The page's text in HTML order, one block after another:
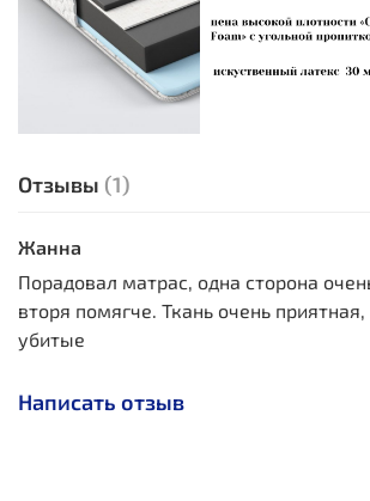
Отзывы (1)
Жанна
Порадовал матрас, одна сторона
вторя помягче. Ткань очень
убитые
Написать отзыв